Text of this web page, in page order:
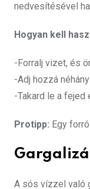
nedvesítésével
Hogyan kell
-Forralj vizet, és
-Adj hozzá
-Takard le a
Protipp: Egy
A sós vízzel való